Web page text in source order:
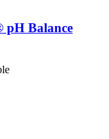
pH Balance